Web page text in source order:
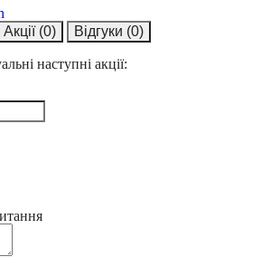
Акції (0) Відгуки (0)
наступні акції: